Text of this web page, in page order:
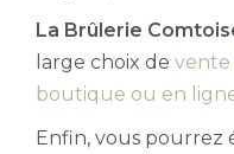
La Brûlerie
large choix de vente
boutique ou en
Enfin, vous